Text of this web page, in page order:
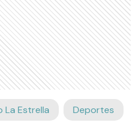
La Estrella Deportes